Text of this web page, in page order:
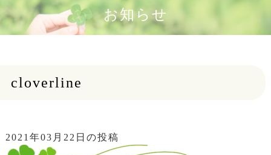
お知らせ
cloverline
2021年03月22日の投稿